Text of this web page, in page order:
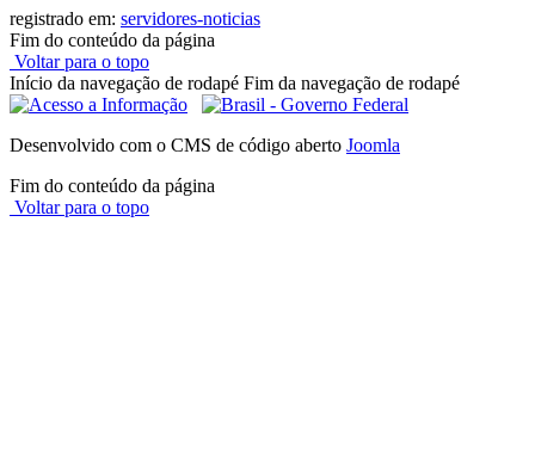
registrado em: servidores-noticias
Fim do conteúdo da página
Voltar para o topo
Início da navegação de rodapé Fim da navegação de rodapé
Desenvolvido com o CMS de código aberto Joomla
Fim do conteúdo da página
Voltar para o topo